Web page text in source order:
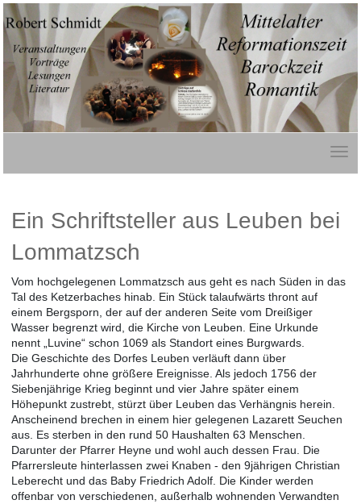
Ein Schriftsteller aus Leuben bei
Lommatzsch
Vom hochgelegenen Lommatzsch aus geht es nach Süden in das
Tal des Ketzerbaches hinab. Ein Stück talaufwärts thront auf
einem Bergsporn, der auf der anderen Seite vom Dreißiger
Wasser begrenzt wird, die Kirche von Leuben. Eine Urkunde
nennt „Luvine“ schon 1069 als Standort eines Burgwards.
Die Geschichte des Dorfes Leuben verläuft dann über
Jahrhunderte ohne größere Ereignisse. Als jedoch 1756 der
Siebenjährige Krieg beginnt und vier Jahre später einem
Höhepunkt zustrebt, stürzt über Leuben das Verhängnis herein.
Anscheinend brechen in einem hier gelegenen Lazarett Seuchen
aus. Es sterben in den rund 50 Haushalten 63 Menschen.
Darunter der Pfarrer Heyne und wohl auch dessen Frau. Die
Pfarrersleute hinterlassen zwei Knaben - den 9jährigen Christian
Leberecht und das Baby Friedrich Adolf. Die Kinder werden
offenbar von verschiedenen, außerhalb wohnenden Verwandten